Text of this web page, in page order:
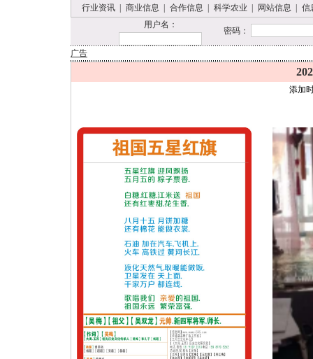
行业资讯
商业信息 合作信息 科学农业 网站信息
信
用户名：
密码：
广告
添加